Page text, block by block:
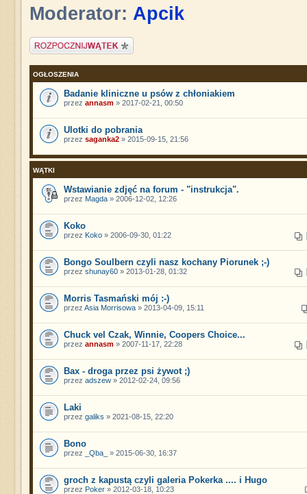
Moderator: Apcik
Napisz wątek
OGŁOSZENIA
Badanie kliniczne u psów z chłoniakiem
przez annasm» 2017-02-21, 00:50
Ulotki do pobrania
przez saganka2» 2015-09-15, 21:56
WĄTKI
Wstawianie zdjęć na forum - "instrukcja".
przez Magda» 2006-12-02, 12:26
Koko
przez Koko» 2006-09-30, 01:22
Bongo Soulbern czyli nasz kochany Piorunek ;-)
przez shunay60» 2013-01-28, 01:32
Morris Tasmański mój :-)
przez Asia Morrisowa» 2013-04-09, 15:11
Chuck vel Czak, Winnie, Coopers Choice...
przez annasm» 2007-11-17, 22:28
Bax - droga przez psi żywot ;)
przez adszew» 2012-02-24, 09:56
Laki
przez galiks » 2021-08-15, 22:20
Bono
przez _Qba_ » 2015-06-30, 16:37
groch z kapustą czyli galeria Pokerka .... i Hugo
przez Poker» 2012-03-18, 10:23